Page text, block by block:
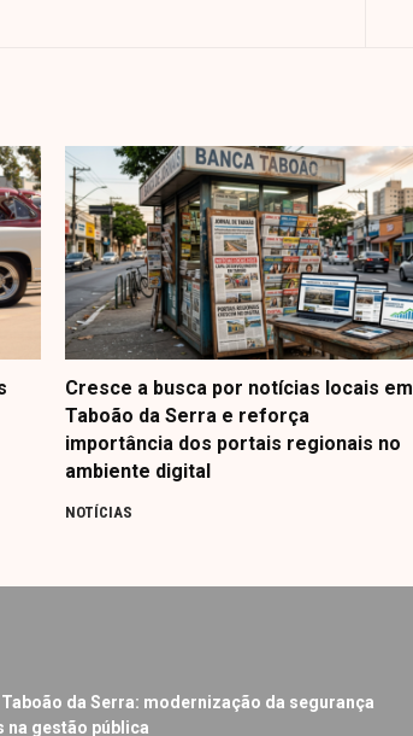
Cresce a busca por notícias locais em
Taboão da Serra e reforça
importância dos portais regionais no
ambiente digital
NOTÍCIAS
Taboão da Serra: modernização da segurança
na gestão pública